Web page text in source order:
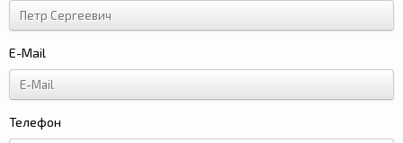
E-Mail
Телефон